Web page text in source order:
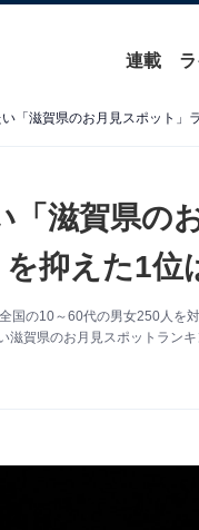
連載
「滋賀県の
抑えた1位
国の10～60代の男女250人を
滋賀県のお月見スポットラン